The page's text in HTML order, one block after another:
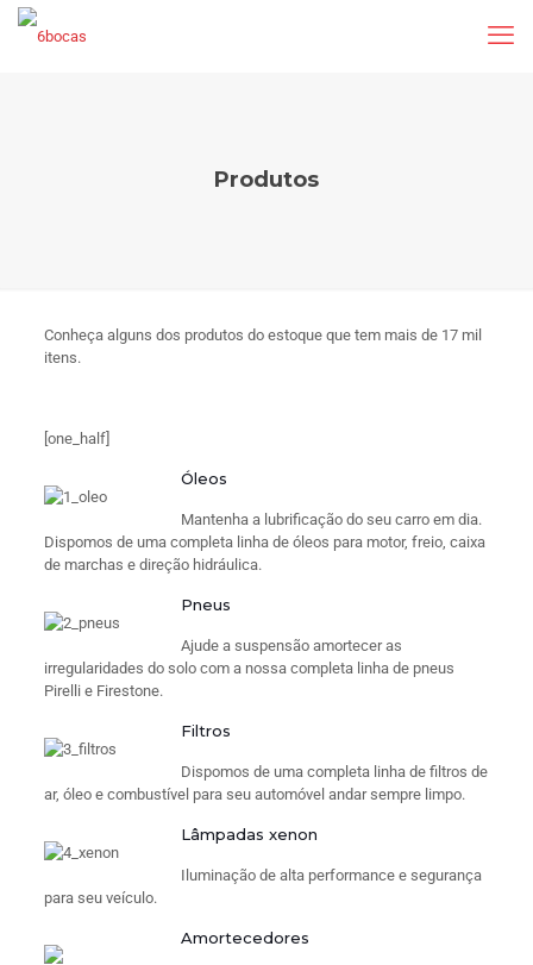
Produtos
Conheça alguns dos produtos do estoque que tem mais de 17 mil
itens.
[one_half]
Óleos
Mantenha a lubrificação do seu carro em dia.
Dispomos de uma completa linha de óleos para motor, freio, caixa
de marchas e direção hidráulica.
Pneus
Ajude a suspensão amortecer as
irregularidades do solo com a nossa completa linha de pneus
Pirelli e Firestone.
Filtros
Dispomos de uma completa linha de filtros de
ar, óleo e combustível para seu automóvel andar sempre limpo.
Lâmpadas xenon
Iluminação de alta performance e segurança
para seu veículo.
Amortecedores